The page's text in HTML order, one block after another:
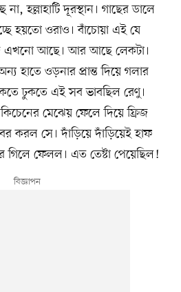
না, হল্লাহাটি দূরস্থান। গাছের ডালে
হয়তো ওরাও। বাঁচোয়া এই যে
এখনো আছে। আর আছে লেকটা।
হাতে ওড়নার প্রান্ত দিয়ে গলার
ঢুকতে এই সব ভাবছিল রেণু।
মেঝেয় ফেলে দিয়ে ফ্রিজ
করল সে। দাঁড়িয়ে দাঁড়িয়েই হাফ
গিলে ফেলল। এত তেষ্টা পেয়েছিল!